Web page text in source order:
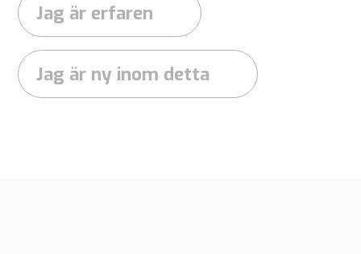
Jag är erfaren
Jag är ny inom detta